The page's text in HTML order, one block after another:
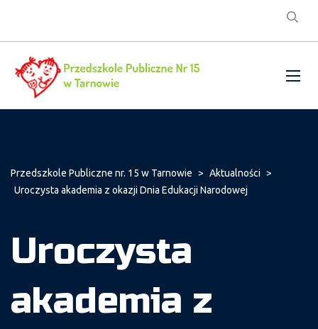
Przedszkole Publiczne nr. 15 w Tarnowie > Aktualności >
Uroczysta akademia z okazji Dnia Edukacji Narodowej
Uroczysta
akademia z